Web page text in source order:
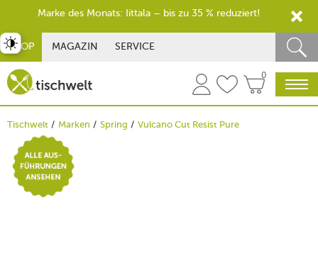
SHOP MAGAZIN SERVICE
0
Tischwelt Marken Spring Vulcano Cut Resist Pure
umschalten
Marke des Monats: Iittala – bis zu 35 % reduziert!